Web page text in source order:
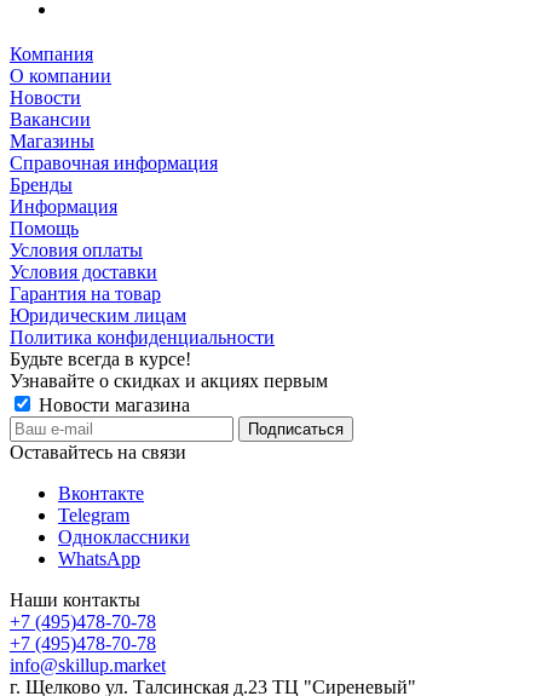
Компания
О компании
Новости
Вакансии
Магазины
Справочная информация
Бренды
Информация
Помощь
Условия оплаты
Условия доставки
Гарантия на товар
Юридическим лицам
Политика конфиденциальности
Будьте всегда в курсе!
Узнавайте о скидках и акциях первым
Новости магазина
Оставайтесь на связи
Вконтакте
Telegram
Одноклассники
WhatsApp
Наши контакты
+7 (495)478-70-78
+7 (495)478-70-78
info@skillup.market
г. Щелково ул. Талсинская д.23 ТЦ "Сиреневый"